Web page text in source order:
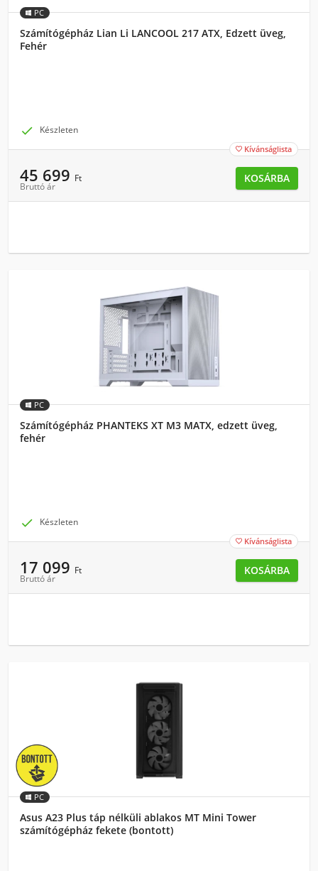
PC
Számítógépház Lian Li LANCOOL 217 ATX, Edzett üveg,
Fehér
 Készleten
 Kívánságlista
45 699 Ft
Bruttó ár
KOSÁRBA
PC
Számítógépház PHANTEKS XT M3 MATX, edzett üveg,
fehér
 Készleten
 Kívánságlista
17 099 Ft
Bruttó ár
KOSÁRBA
PC
Asus A23 Plus táp nélküli ablakos MT Mini Tower
számítógépház fekete (bontott)